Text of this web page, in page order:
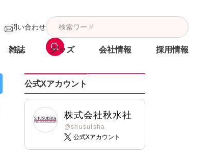
お問い合わせ
雑誌 グッズ 会社情報 採用情報
公式Xアカウント
株式会社秋水社
@shusuisha
公式Xアカウント